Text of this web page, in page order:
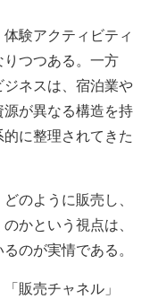
験アクティビティ
つつある。一方
ネスは、宿泊業や
が異なる構造を持
に整理されてきた
のように販売し、
かという視点は、
のが実情である。
販売チャネル」